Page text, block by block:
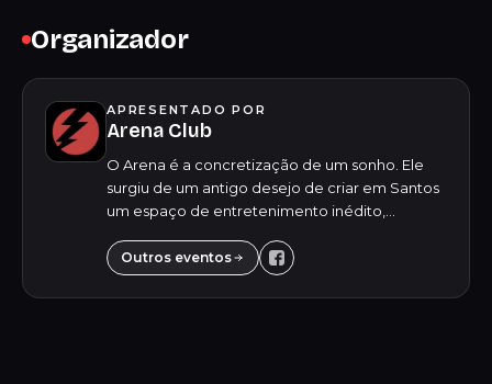
Organizador
APRESENTADO POR
Arena Club
O Arena é a concretização de um sonho. Ele
surgiu de um antigo desejo de criar em Santos
um espaço de entretenimento inédito,
experiência única e inesquecível. Destacando-
se pela versa...
Outros eventos